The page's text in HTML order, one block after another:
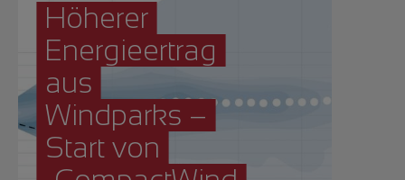
Höherer
Energieertrag
aus
Windparks –
Start von